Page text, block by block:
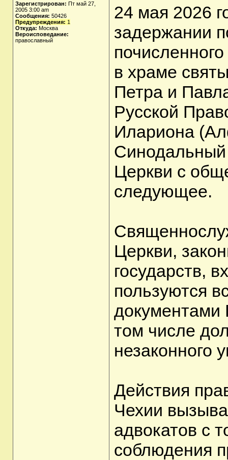
Зарегистрирован: Пт май 27,
2005 3:00 am
Сообщения: 50426
Предупреждения: 1
Откуда: Москва
Вероисповедание:
православный
24 мая 2026
задержании
в храме
Петра и
Русской
Илариона
Церкви с
следующее.
Церкви,
государств,
пользуются
документами
том числе
незаконного
Действия
Чехии
адвокатов с
соблюдения